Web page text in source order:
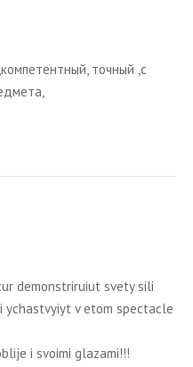
точный ,с
demonstriruiut svety sili
ychastvyiyt v etom spectacle
i svoimi glazami!!!